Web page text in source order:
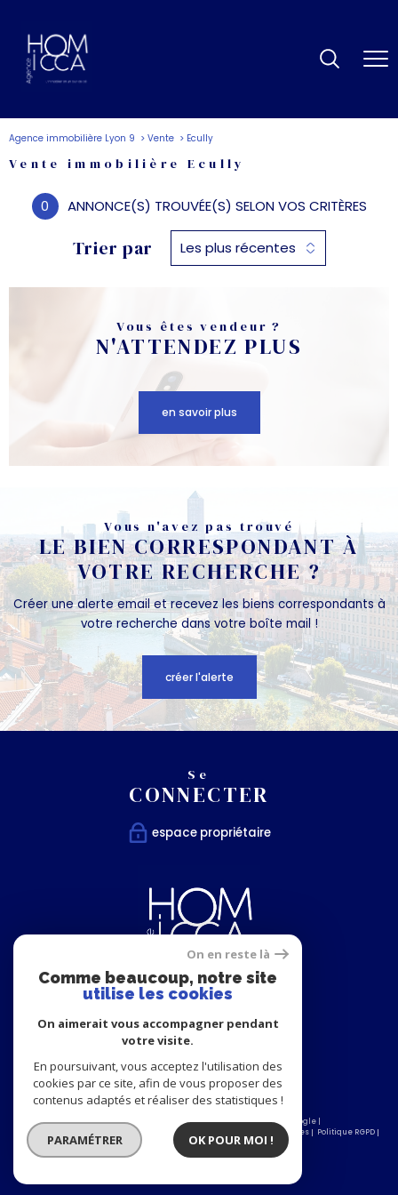
Agence immobilière Lyon 9 Vente Ecully
Vente immobilière Ecully
0 ANNONCE(S) TROUVÉE(S) SELON VOS CRITÈRES
Trier par Les plus récentes
Vous êtes vendeur ?
N'ATTENDEZ PLUS
en savoir plus
Vous n'avez pas trouvé
LE BIEN CORRESPONDANT À
VOTRE RECHERCHE ?
Créer une alerte email et recevez les biens correspondants à
votre recherche dans votre boîte mail !
créer l'alerte
Se
CONNECTER
espace propriétaire
Nous
SUIVRE
© 2026 | Tous droits réservés | Traduction powered by Google |
Nos honoraires
Plan du site Mentions légales Partenaires
Politique RGPD
Cookies
On en reste là
Comme beaucoup, notre site
utilise les cookies
On aimerait vous accompagner pendant
votre visite.
En poursuivant, vous acceptez l'utilisation des
cookies par ce site, afin de vous proposer des
contenus adaptés et réaliser des statistiques !
PARAMÉTRER OK POUR MOI !